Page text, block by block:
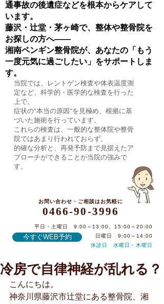
通事故の後遺症などを根本からケアして
います。
藤沢・辻堂・茅ヶ崎で、整体や整骨院を
お探しの方へ――
湘南ペンギン整骨院が、あなたの「もう
一度元気に過ごしたい」をサポートしま
す。
0466-90-3996
お問い合わせ・ご相談はお気軽に
当院では、レントゲン検査や体表温度測
定など、科学的・医学的な検査を行った
上で、
症状の“本当の原因”を見極め、根拠に基
づいた施術を行っています。
これらの検査は、一般的な整体院や整骨
院ではあまり行われておらず、
的確な分析と、再発予防まで見据えたア
プローチができることが当院の強みで
す。
平日・土曜日 9:00～13:00、15:00～20:00
日曜日 9:00～14:00
休診日 水曜日・木曜日
今すぐWEB予約
0466-90-3996
冷房で自律神経が乱れる？
こんにちは。
神奈川県藤沢市辻堂にある整骨院、湘